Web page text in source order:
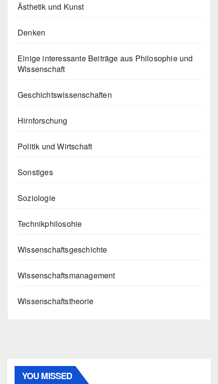
Ästhetik und Kunst
Denken
Einige interessante Beiträge aus Philosophie und
Wissenschaft
Geschichtswissenschaften
Hirnforschung
Politik und Wirtschaft
Sonstiges
Soziologie
Technikphilosohie
Wissenschaftsgeschichte
Wissenschaftsmanagement
Wissenschaftstheorie
YOU MISSED